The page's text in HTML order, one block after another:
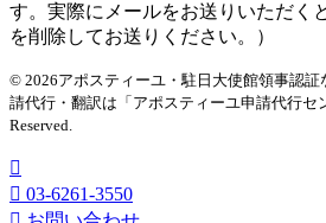
す。実際にメールをお送りいただく
を削除してお送りください。）
© 2026アポスティーユ・駐日大使館領事認証
請代行・翻訳は「アポスティーユ申請代行セ
Reserved.
03-6261-3550